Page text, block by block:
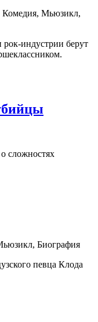
Комедия, Мьюзикл,
индустрии берут
сложностях
Биография
певца Клода